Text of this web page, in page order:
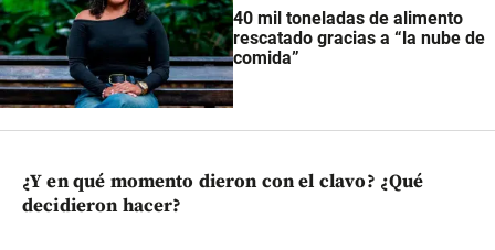
40 mil toneladas de alimento
rescatado gracias a “la nube de
comida”
¿Y en qué momento dieron con el clavo? ¿Qué
decidieron hacer?